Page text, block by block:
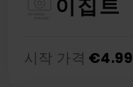
이집트
시작 가격 €4.99